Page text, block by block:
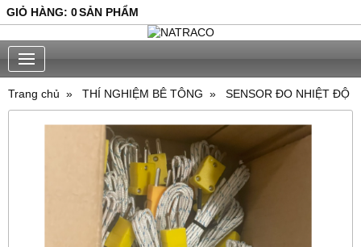
GIỎ HÀNG: 0SẢN PHẨM
Trang chủ THÍ NGHIỆM BÊ TÔNG SENSOR ĐO NHIỆT ĐỘ